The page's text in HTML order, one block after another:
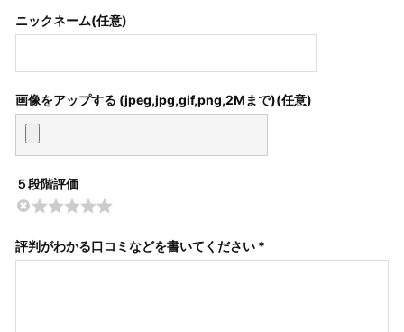
ニックネーム(任意)
画像をアップする (jpeg,jpg,gif,png,2Mまで)
５段階評価
評判がわかる口コミなどを書いてください *